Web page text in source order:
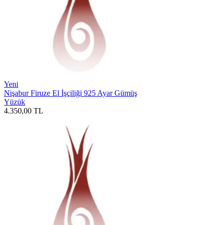
Yeni
Nişabur Firuze El İşçiliği 925 Ayar Gümüş
Yüzük
4.350,00 TL